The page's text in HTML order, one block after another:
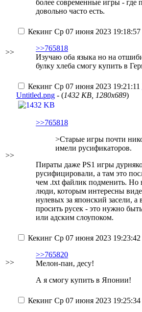
более современные игры - где
довольно часто есть.
>>
Кекинг Ср 07 июня 2023 19:18:57
>>765818
Изучаю оба языка но на
булку хлеба смогу купить в
>>
Кекинг Ср 07 июня 2023 19:21:11
Untitled.png - (1432 KB, 1280x689)
>>765818
>Старые игры почти
имели русификаторов.
Пираты даже PS1 игры
русифицировали, а там это
чем .txt файлик подменить. Но
люди, которым интересны
нулевых за японский засели, а
просить русек - это нужно
или адским слоупоком.
>>
Кекинг Ср 07 июня 2023 19:23:42
>>765820
Мелон-пан, десу!
А я смогу купить в Японии!
Кекинг Ср 07 июня 2023 19:25:34